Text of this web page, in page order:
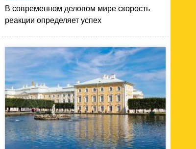
В современном деловом мире скорость
реакции определяет успех